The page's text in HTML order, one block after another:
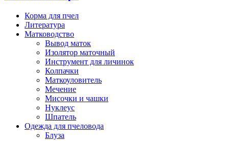
Корма для пчел
Литература
Матководство
Вывод маток
Изолятор маточный
Инструмент для личинок
Колпачки
Маткоуловитель
Мечение
Мисочки и чашки
Нуклеус
Шпатель
Одежда для пчеловода
Блуза